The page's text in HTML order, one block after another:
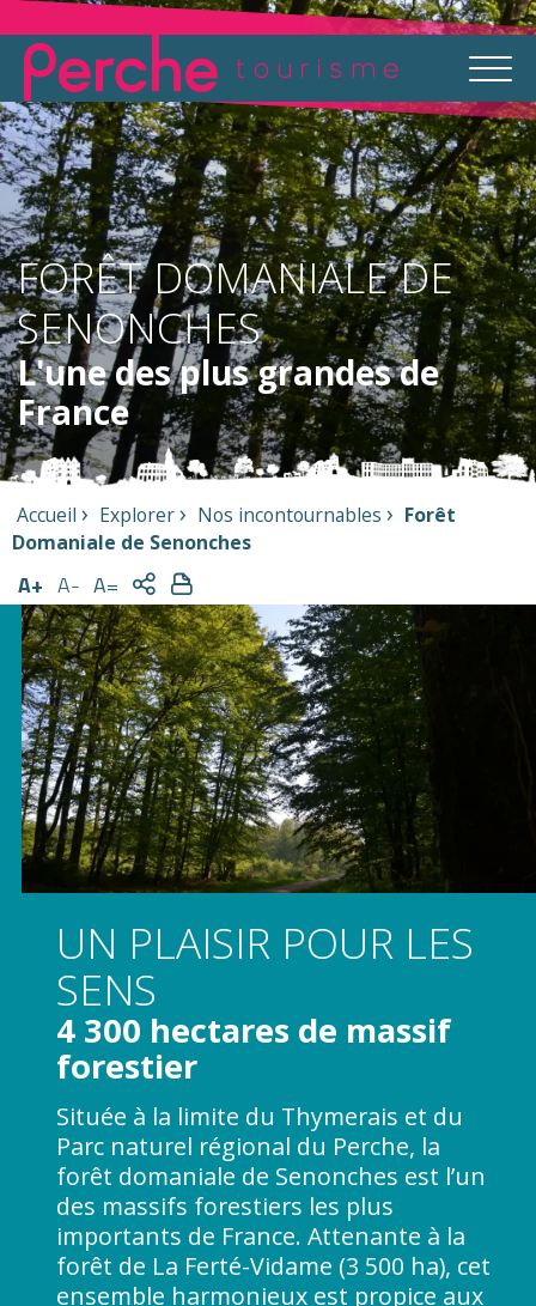
FORÊT DOMANIALE DE
SENONCHES
L'une des plus grandes de
France
Accueil Explorer Nos incontournables
Forêt
Domaniale de Senonches
A+ A- A=
UN PLAISIR POUR LES
SENS
4 300 hectares de massif
forestier
Située à la limite du Thymerais et du
Parc naturel régional du Perche, la
forêt domaniale de Senonches est l’un
des massifs forestiers les plus
importants de France. Attenante à la
forêt de La Ferté-Vidame (3 500 ha), cet
ensemble harmonieux est propice aux